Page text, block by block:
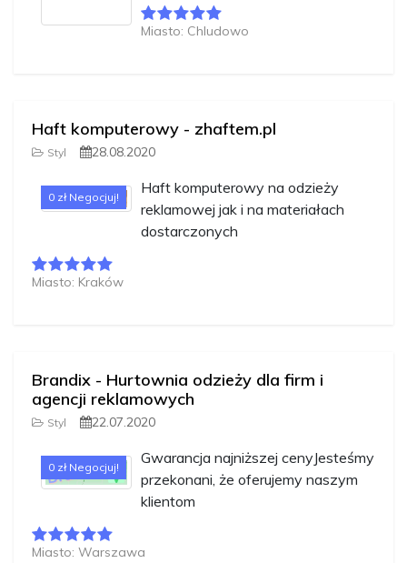
Miasto: Chludowo
Haft komputerowy - zhaftem.pl
Styl 28.08.2020
0 zł Negocjuj!
Haft komputerowy na odzieży
reklamowej jak i na materiałach
dostarczonych
Miasto: Kraków
Brandix - Hurtownia odzieży dla firm i
agencji reklamowych
Styl 22.07.2020
0 zł Negocjuj!
Gwarancja najniższej cenyJesteśmy
przekonani, że oferujemy naszym
klientom
Miasto: Warszawa